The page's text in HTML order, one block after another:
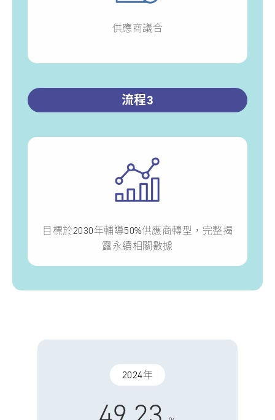
供應商議合
流程3
目標於2030年輔導50%供應商轉型，完整揭
露永續相關數據
2024年